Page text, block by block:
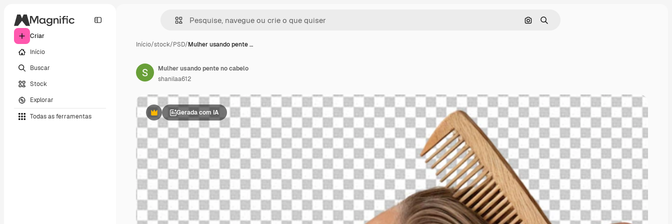
Criar
Início
Buscar
Stock
Explorar
Todas as ferramentas
Pesquisar por imagem
Buscar
Início/stock/PSD/Mulher usando pente …
PremiumGerada com IA
Mulher usando pente no cabelo
shanilaa612